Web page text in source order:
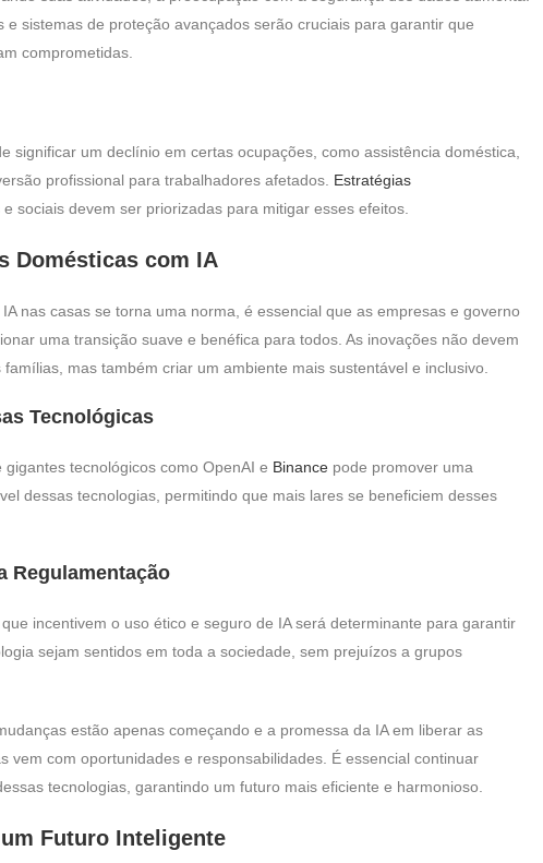
e sistemas de proteção avançados serão cruciais para garantir que
comprometidas.
significar um declínio em certas ocupações, como assistência doméstica,
profissional para trabalhadores afetados. Estratégias
e sociais devem ser priorizadas para mitigar esses efeitos.
Domésticas com IA
nas casas se torna uma norma, é essencial que as empresas e governo
uma transição suave e benéfica para todos. As inovações não devem
mas também criar um ambiente mais sustentável e inclusivo.
Tecnológicas
tecnológicos como OpenAI e Binance pode promover uma
dessas tecnologias, permitindo que mais lares se beneficiem desses
Regulamentação
incentivem o uso ético e seguro de IA será determinante para garantir
sejam sentidos em toda a sociedade, sem prejuízos a grupos
estão apenas começando e a promessa da IA em liberar as
vem com oportunidades e responsabilidades. É essencial continuar
tecnologias, garantindo um futuro mais eficiente e harmonioso.
Futuro Inteligente